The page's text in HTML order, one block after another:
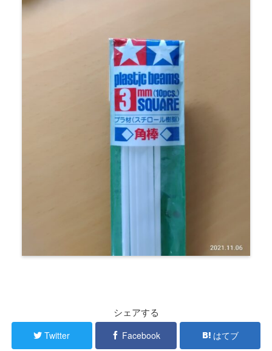
シェアする
Twitter Facebook はてブ